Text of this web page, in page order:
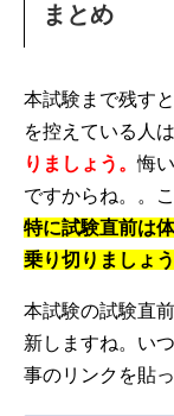
まとめ
本試験まで残す
を控えている人
りましょう。悔
ですからね。。
特に試験直前は
乗り切りましょう
本試験の試験直
新しますね。い
事のリンクを貼